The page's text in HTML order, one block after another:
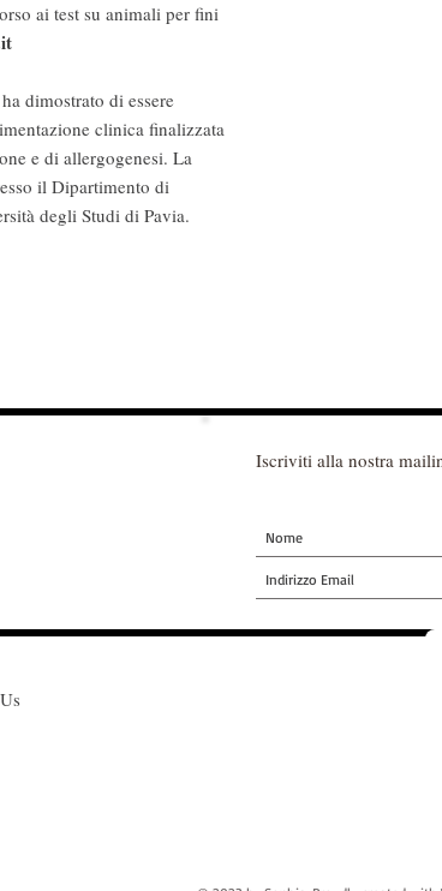
ai test su animali per fini
dimostrato di essere
clinica finalizzata
e di allergogenesi. La
il Dipartimento di
degli Studi di Pavia.
Iscriviti alla nostra